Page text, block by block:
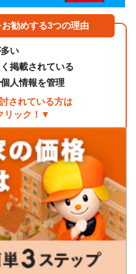
勧めする3つの理由
い
掲載されている
人情報を管理
されている方は
リック！▼